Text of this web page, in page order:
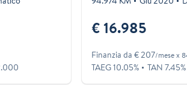
€ 16.985
Finanzia da € 207/mese x
TAEG 10.05% TAN 7.45%